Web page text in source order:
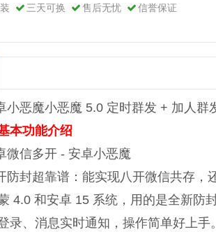
三天可换 售后无忧 信誉保证
小恶魔小恶魔 5.0 定时群发 + 加人群
本功能介绍
微信多开 - 安卓小恶魔
防封超靠谱：能实现八开微信共存，
4.0 和安卓 15 系统，用的是全新防
录、消息实时通知，操作简单好上手。